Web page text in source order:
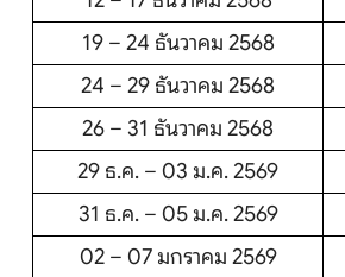
19 – 24 ธันวาคม 2568
24 – 29 ธันวาคม 2568
26 – 31 ธันวาคม 2568
29 ธ.ค. – 03 ม.ค. 2569
31 ธ.ค. – 05 ม.ค. 2569
02 – 07 มกราคม 2569